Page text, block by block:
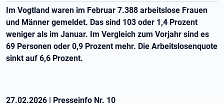
Im Vogtland waren im Februar 7.388 arbeitslose Frauen
und Männer gemeldet. Das sind 103 oder 1,4 Prozent
weniger als im Januar. Im Vergleich zum Vorjahr sind es
69 Personen oder 0,9 Prozent mehr. Die Arbeitslosenquote
sinkt auf 6,6 Prozent.
27.02.2026 | Presseinfo Nr. 10